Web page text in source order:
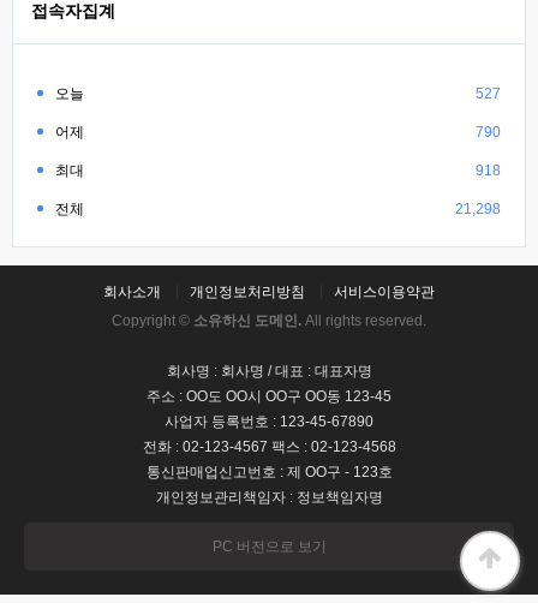
접속자집계
오늘 527
어제 790
최대 918
전체 21,298
회사소개 개인정보처리방침
서비스이용약관
Copyright © 소유하신 도메인. All rights reserved.
회사명 : 회사명 / 대표 : 대표자명
주소 : OO도 OO시 OO구 OO동 123-45
사업자 등록번호 : 123-45-67890
전화 : 02-123-4567 팩스 : 02-123-4568
통신판매업신고번호 : 제 OO구 - 123호
개인정보관리책임자 : 정보책임자명
PC 버전으로 보기